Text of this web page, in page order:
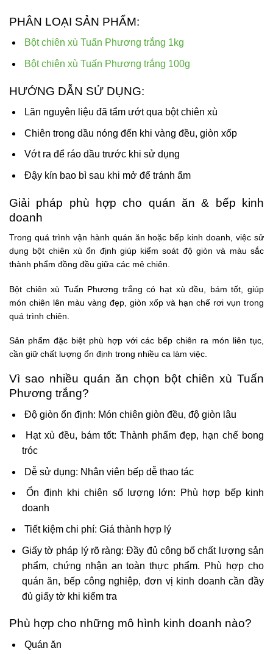
PHÂN LOẠI SẢN PHẨM:
Bột chiên xù Tuấn Phương trắng 1kg
Bột chiên xù Tuấn Phương trắng 100g
HƯỚNG DẪN SỬ DỤNG:
Lăn nguyên liệu đã tẩm ướt qua bột chiên xù
Chiên trong dầu nóng đến khi vàng đều, giòn xốp
Vớt ra để ráo dầu trước khi sử dụng
Đậy kín bao bì sau khi mở để tránh ẩm
Giải pháp phù hợp cho quán ăn & bếp kinh
doanh
Trong quá trình vận hành quán ăn hoặc bếp kinh doanh, việc sử
dụng bột chiên xù ổn định giúp kiểm soát độ giòn và màu sắc
thành phẩm đồng đều giữa các mẻ chiên.
Bột chiên xù Tuấn Phương trắng có hạt xù đều, bám tốt, giúp
món chiên lên màu vàng đẹp, giòn xốp và hạn chế rơi vụn trong
quá trình chiên.
Sản phẩm đặc biệt phù hợp với các bếp chiên ra món liên tục,
cần giữ chất lượng ổn định trong nhiều ca làm việc.
Vì sao nhiều quán ăn chọn bột chiên xù Tuấn
Phương trắng?
Độ giòn ổn định: Món chiên giòn đều, độ giòn lâu
Hạt xù đều, bám tốt: Thành phẩm đẹp, hạn chế bong
tróc
Dễ sử dụng: Nhân viên bếp dễ thao tác
Ổn định khi chiên số lượng lớn: Phù hợp bếp kinh
doanh
Tiết kiệm chi phí: Giá thành hợp lý
Giấy tờ pháp lý rõ ràng:Đầy đủ công bố chất lượng sản
phẩm, chứng nhận an toàn thực phẩm. Phù hợp cho
quán ăn, bếp công nghiệp, đơn vị kinh doanh cần đầy
đủ giấy tờ khi kiểm tra
Phù hợp cho những mô hình kinh doanh nào?
Quán ăn